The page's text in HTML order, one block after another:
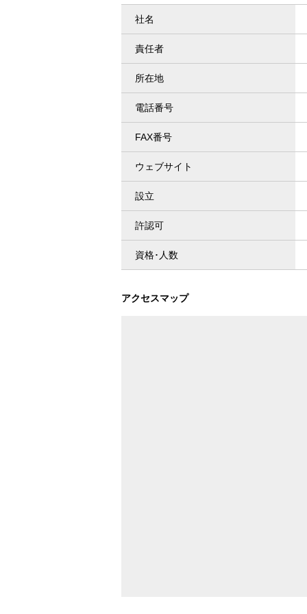
社名
責任者
所在地
電話番号
FAX番号
ウェブサイト
設立
許認可
資格･人数
アクセスマップ